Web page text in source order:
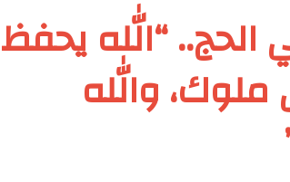
الحج.. “الله يحفظ
ملوك، والله